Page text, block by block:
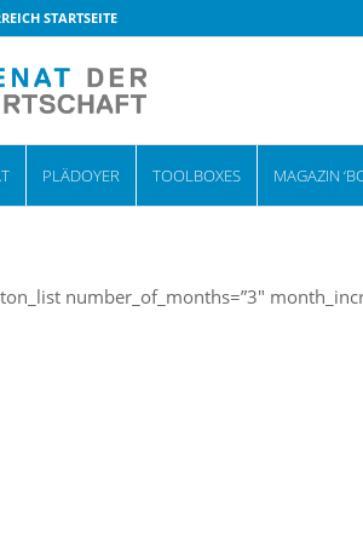
STARTSEITE
PLÄDOYER TOOLBOXES MAGAZIN
number_of_months=”3″